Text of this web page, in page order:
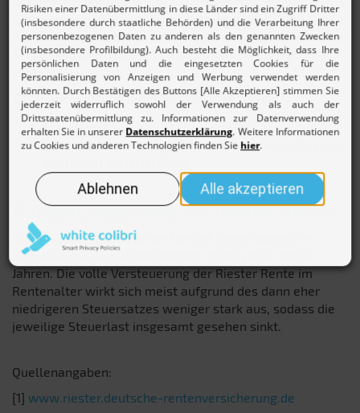
Einkommen des Vorjahres, höchstens jedoch 2.100 Euro
pro Jahr. Um überhaupt eine Zulage zu erhalten, muss ein
Sockelbeitrag in Höhe von mindestens 60 Euro im Jahr
eingezahlt werden.
Zusammensetzung der Altersvorsorgezulage:
Grundzulage: 175 Euro pro Erwachsenen
jährliche Kinderzulage: 185 Euro pro Kind, 300 Euro
Auszahlungsphase der Riester Rente
Die Auszahlungsphase der Riester Rente beginnt im
Regelfall mit dem Renteneintritt, frühestens mit 60
Jahren. Die volle Versteuerung der Riester Rente im
Rentenalter wirkt sich meist aufgrund des dann eher
niedrigeren Steuersatzes weniger stark aus, sodass die
jeweilige Steuerlast insgesamt gesehen sinkt.
Quellenangaben:
[1] www.riester.deutsche-rentenversicherung.de